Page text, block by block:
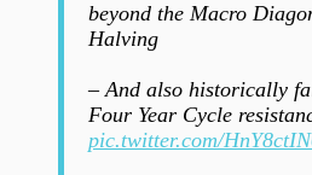
beyond the Macro
Halving
– And also historically
Four Year Cycle
pic.twitter.com/